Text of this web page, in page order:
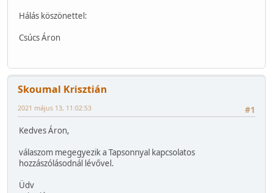
Hálás köszönettel:
Csúcs Áron
Skoumal Krisztián
#1
2021 május 13, 11:02:53
Kedves Áron,
válaszom megegyezik a Tapsonnyal kapcsolatos
hozzászólásodnál lévővel.
Üdv